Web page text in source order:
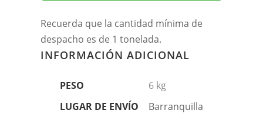
Recuerda que la cantidad mínima de
despacho es de 1 tonelada.
INFORMACIÓN ADICIONAL
PESO
6 kg
LUGAR DE ENVÍO
Barranquilla